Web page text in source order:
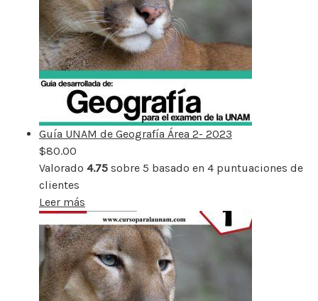
Guía UNAM de Geografía Área 2- 2023
$80.00
Valorado 4.75 sobre 5 basado en 4 puntuaciones de
clientes
Leer más